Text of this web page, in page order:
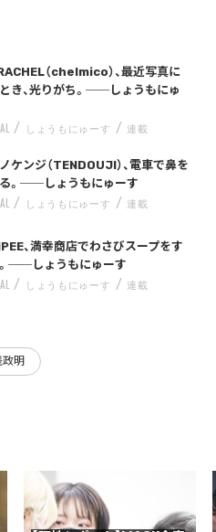
（chelmico）、最近写真に
き、光りがち。──しょうもにゅ
しょうもにゅーす 連載
ケンジ（TENDOUJI）、電車で鼻を
。──しょうもにゅーす
しょうもにゅーす 連載
、満幸商店でわさびスープをす
──しょうもにゅーす
しょうもにゅーす 連載
政明